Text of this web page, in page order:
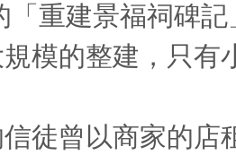
「重建景福祠碑
模的整建，只有
徒曾以商家的店